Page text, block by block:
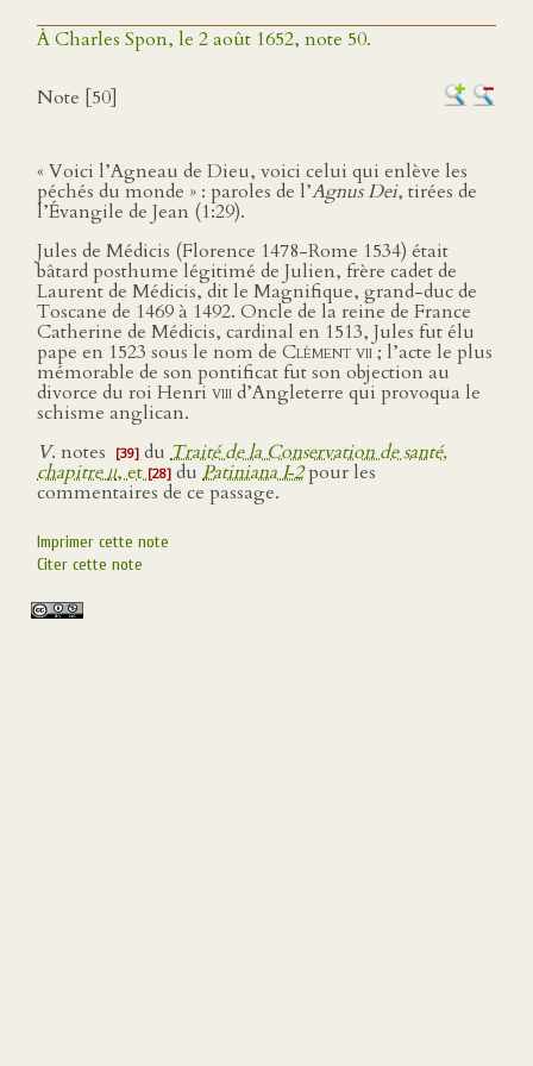
À Charles Spon, le 2 août 1652, note 50.
Note [50]
« Voici l’Agneau de Dieu, voici celui qui enlève les
péchés du monde » : paroles de l’Agnus Dei, tirées de
l’Évangile de Jean (1:29).
Jules de Médicis (Florence 1478-Rome 1534) était
bâtard posthume légitimé de Julien, frère cadet de
Laurent de Médicis, dit le Magnifique, grand-duc de
Toscane de 1469 à 1492. Oncle de la reine de France
Catherine de Médicis, cardinal en 1513, Jules fut élu
pape en 1523 sous le nom de Clément vii; l’acte le plus
mémorable de son pontificat fut son objection au
divorce du roi Henri viiid’Angleterre qui provoqua le
schisme anglican.
V. notes [39] du Traité de la Conservation de santé,
chapitreii, et[28] du Patiniana I‑2pour les
commentaires de ce passage.
Imprimer cette note
Citer cette note